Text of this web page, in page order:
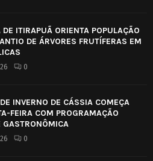
DE ITIRAPUÃ ORIENTA POPULAÇÃO
DE ÁRVORES FRUTÍFERAS EM
0
INVERNO DE CÁSSIA COMEÇA
FEIRA COM PROGRAMAÇÃO
GASTRONÔMICA
0